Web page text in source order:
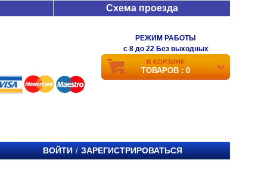
Схема проезда
РЕЖИМ РАБОТЫ
c 8 до 22 Без выходных
В КОРЗИНЕ
ТОВАРОВ : 0
ВОЙТИ / ЗАРЕГИСТРИРОВАТЬСЯ